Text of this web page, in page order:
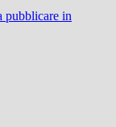
pubblicare in